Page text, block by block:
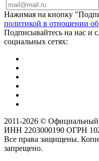
Нажимая на кнопку
политикой в отношении
Подписывайтесь на нас и
социальных сетях:
2011-2026 ©
ИНН 2203000190 ОГРН
Все права защищены.
запрещено.